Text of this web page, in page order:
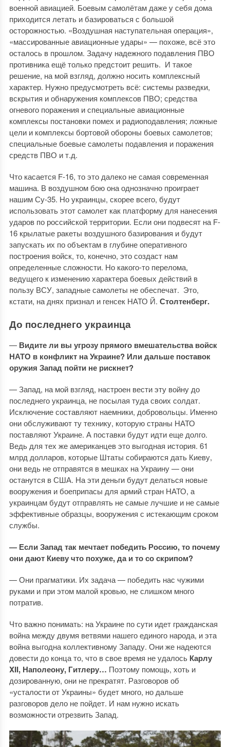
военной авиацией. Боевым самолётам даже у себя дома
приходится летать и базироваться с большой
осторожностью. «Воздушная наступательная операция»,
«массированные авиационные удары» — похоже, всё это
осталось в прошлом. Задачу надежного подавления ПВО
противника ещё только предстоит решить. И такое
решение, на мой взгляд, должно носить комплексный
характер. Нужно предусмотреть всё: системы разведки,
вскрытия и обнаружения комплексов ПВО; средства
огневого поражения и специальные авиационные
комплексы постановки помех и радиоподавления; ложные
цели и комплексы бортовой обороны боевых самолетов;
специальные боевые самолеты подавления и поражения
средств ПВО и т.д.
Что касается F-16, то это далеко не самая современная
машина. В воздушном бою она однозначно проиграет
нашим Су-35. Но украинцы, скорее всего, будут
использовать этот самолет как платформу для нанесения
ударов по российской территории. Если они подвесят на F-
16 крылатые ракеты воздушного базирования и будут
запускать их по объектам в глубине оперативного
построения войск, то, конечно, это создаст нам
определенные сложности. Но какого-то перелома,
ведущего к изменению характера боевых действий в
пользу ВСУ, западные самолеты не обеспечат. Это,
кстати, на днях признал и генсек НАТО Й. Столтенберг.
До последнего украинца
—Видите ли вы угрозу прямого вмешательства войск
НАТО в конфликт на Украине? Или дальше поставок
оружия Запад пойти не рискнет?
— Запад, на мой взгляд, настроен вести эту войну до
последнего украинца, не посылая туда своих солдат.
Исключение составляют наемники, добровольцы. Именно
они обслуживают ту технику, которую страны НАТО
поставляют Украине. А поставки будут идти еще долго.
Ведь для тех же американцев это выгодная история. 61
млрд долларов, которые Штаты собираются дать Киеву,
они ведь не отправятся в мешках на Украину — они
останутся в США. На эти деньги будут делаться новые
вооружения и боеприпасы для армий стран НАТО, а
украинцам будут отправлять не самые лучшие и не самые
эффективные образцы, вооружения с истекающим сроком
службы.
— Если Запад так мечтает победить Россию, то почему
они дают Киеву что похуже, да и то со скрипом?
— Они прагматики. Их задача — победить нас чужими
руками и при этом малой кровью, не слишком много
потратив.
Что важно понимать: на Украине по сути идет гражданская
война между двумя ветвями нашего единого народа, и эта
война выгодна коллективному Западу. Они же надеются
довести до конца то, что в свое время не удалось Карлу
XII, Наполеону, Гитлеру… Поэтому помощь, хоть и
дозированную, они не прекратят. Разговоров об
«усталости от Украины» будет много, но дальше
разговоров дело не пойдет. И нам нужно искать
возможности отрезвить Запад.